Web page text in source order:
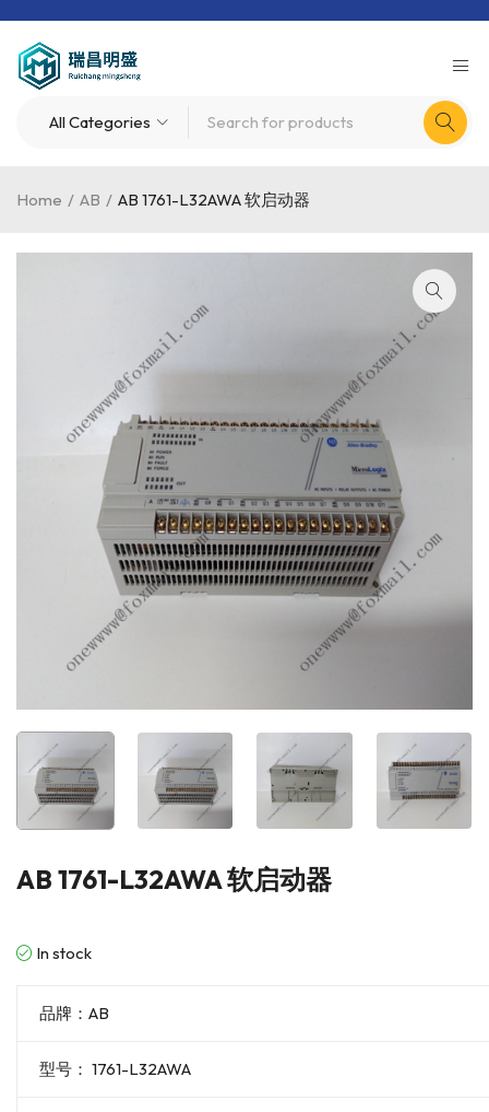
Home / AB / AB 1761-L32AWA 软启动器
AB 1761-L32AWA 软启动器
In stock
品牌：AB
型号： 1761-L32AWA